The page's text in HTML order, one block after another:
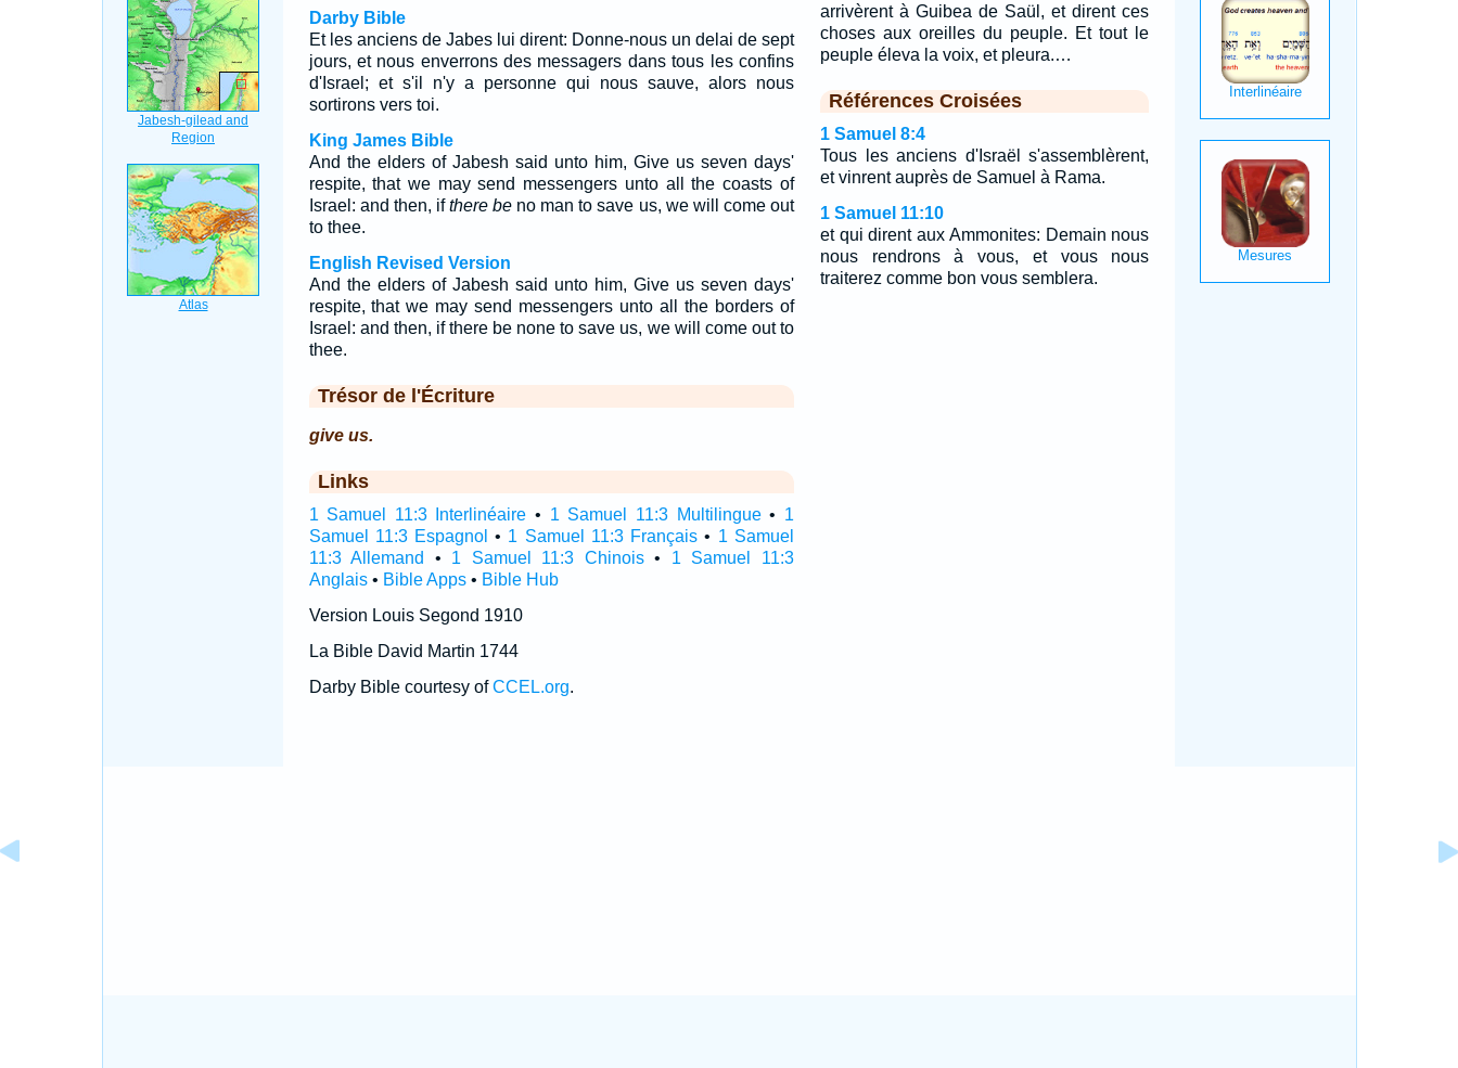
Darby Bible
Et les anciens de Jabes lui dirent: Donne-nous un delai de sept
jours, et nous enverrons des messagers dans tous les confins
d'Israel; et s'il n'y a personne qui nous sauve, alors nous
sortirons vers toi.
King James Bible
And the elders of Jabesh said unto him, Give us seven days'
respite, that we may send messengers unto all the coasts of
Israel: and then, ifthere be no man to save us, we will come out
to thee.
English Revised Version
And the elders of Jabesh said unto him, Give us seven days'
respite, that we may send messengers unto all the borders of
Israel: and then, if there be none to save us, we will come out to
thee.
Trésor de l'Écriture
give us.
Links
1 Samuel 11:3 Interlinéaire • 1 Samuel 11:3 Multilingue• 1
Samuel 11:3 Espagnol • 1 Samuel 11:3 Français • 1 Samuel
11:3 Allemand
• 1 Samuel 11:3 Chinois• 1 Samuel 11:3
Anglais• Bible Apps• Bible Hub
Version Louis Segond 1910
La Bible David Martin 1744
Darby Bible courtesy ofCCEL.org.
arrivèrent à Guibea de Saül, et dirent ces
choses aux oreilles du peuple. Et tout le
peuple éleva la voix, et pleura.…
Références Croisées
1 Samuel 8:4
Tous les anciens d'Israël s'assemblèrent,
et vinrent auprès de Samuel à Rama.
1 Samuel 11:10
et qui dirent aux Ammonites: Demain nous
nous rendrons à vous, et vous nous
traiterez comme bon vous semblera.